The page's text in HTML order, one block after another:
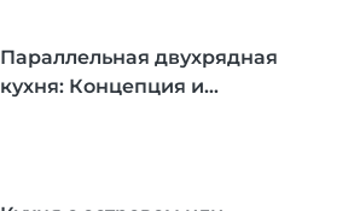
Параллельная двухрядная
кухня: Концепция и